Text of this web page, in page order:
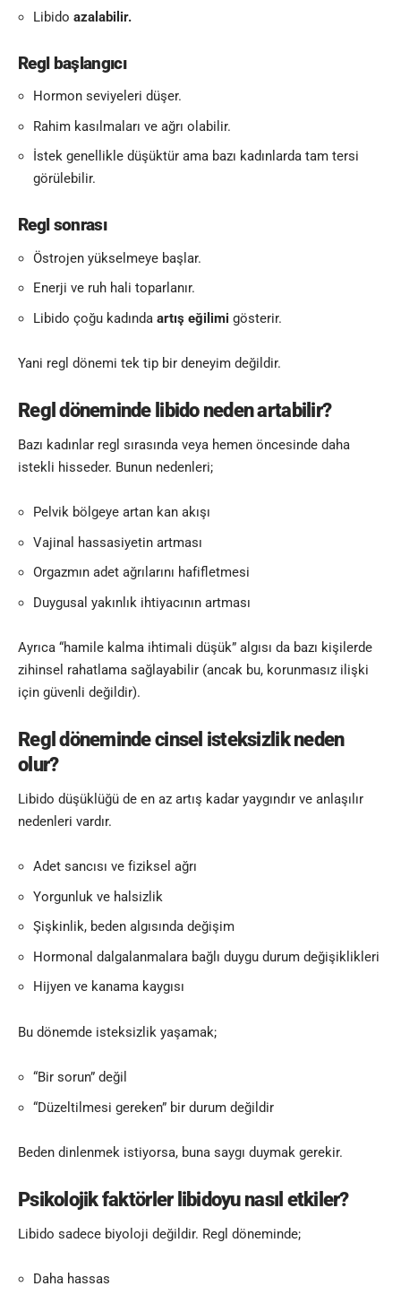
Libido azalabilir.
Regl başlangıcı
Hormon seviyeleri düşer.
Rahim kasılmaları ve ağrı olabilir.
İstek genellikle düşüktür ama bazı kadınlarda tam tersi
görülebilir.
Regl sonrası
Östrojen yükselmeye başlar.
Enerji ve ruh hali toparlanır.
Libido çoğu kadında artış eğilimi gösterir.
Yani regl dönemi tek tip bir deneyim değildir.
Regl döneminde libido neden artabilir?
Bazı kadınlar regl sırasında veya hemen öncesinde daha
istekli hisseder. Bunun nedenleri;
Pelvik bölgeye artan kan akışı
Vajinal hassasiyetin artması
Orgazmın adet ağrılarını hafifletmesi
Duygusal yakınlık ihtiyacının artması
Ayrıca “hamile kalma ihtimali düşük” algısı da bazı kişilerde
zihinsel rahatlama sağlayabilir (ancak bu, korunmasız ilişki
için güvenli değildir).
Regl döneminde cinsel isteksizlik neden
olur?
Libido düşüklüğü de en az artış kadar yaygındır ve anlaşılır
nedenleri vardır.
Adet sancısı ve fiziksel ağrı
Yorgunluk ve halsizlik
Şişkinlik, beden algısında değişim
Hormonal dalgalanmalara bağlı duygu durum değişiklikleri
Hijyen ve kanama kaygısı
Bu dönemde isteksizlik yaşamak;
“Bir sorun” değil
“Düzeltilmesi gereken” bir durum değildir
Beden dinlenmek istiyorsa, buna saygı duymak gerekir.
Psikolojik faktörler libidoyu nasıl etkiler?
Libido sadece biyoloji değildir. Regl döneminde;
Daha hassas